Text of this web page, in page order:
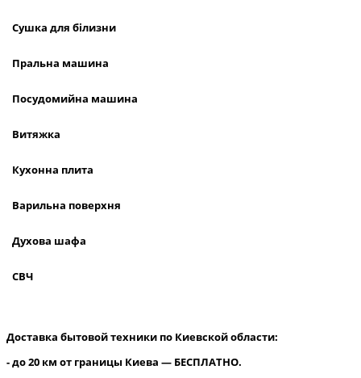
Сушка для білизни
Пральна машина
Посудомийна машина
Витяжка
Кухонна плита
Варильна поверхня
Духова шафа
СВЧ
Доставка бытовой техники по Киевской области:
- до 20 км от границы Киева — БЕСПЛАТНО.